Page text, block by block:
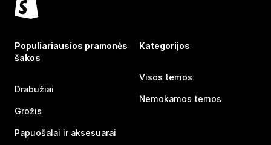
Populiariausios pramonės
šakos
Drabužiai
Grožis
Papuošalai ir aksesuarai
Kategorijos
Visos temos
Nemokamos temos